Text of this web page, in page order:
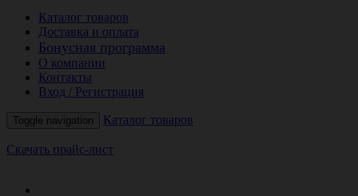
Каталог товаров
Доставка и оплата
Бонусная программа
О компании
Контакты
Вход / Регистрация
Toggle navigation Каталог товаров
Скачать прайс-лист